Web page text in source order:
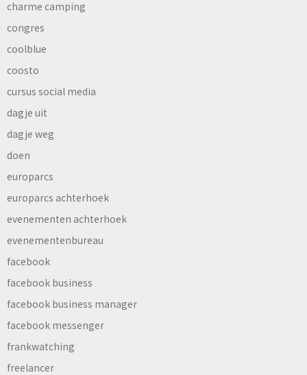
charme camping
congres
coolblue
coosto
cursus social media
dagje uit
dagje weg
doen
europarcs
europarcs achterhoek
evenementen achterhoek
evenementenbureau
facebook
facebook business
facebook business manager
facebook messenger
frankwatching
freelancer